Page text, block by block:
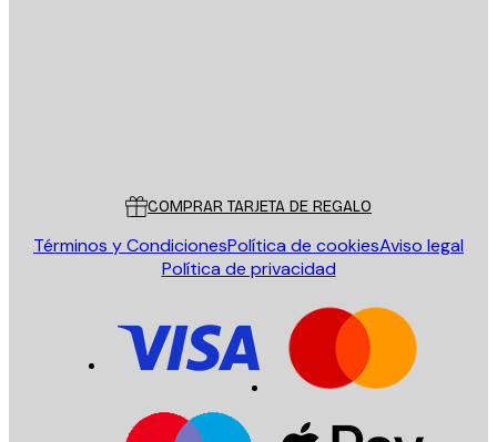
COMPRAR TARJETA DE REGALO
Términos y CondicionesPolítica de cookiesAviso legal
Política de privacidad